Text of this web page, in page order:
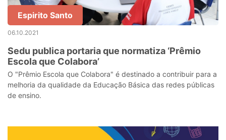
Espirito Santo
06.10.2021
Sedu publica portaria que normatiza ‘Prêmio
Escola que Colabora’
O "Prêmio Escola que Colabora" é destinado a contribuir para a
melhoria da qualidade da Educação Básica das redes públicas
de ensino.